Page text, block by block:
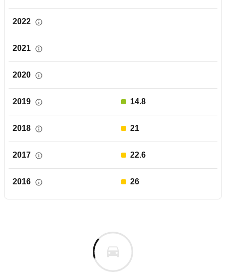
2022
2021
2020
2019 14.8
2018 21
2017 22.6
2016 26